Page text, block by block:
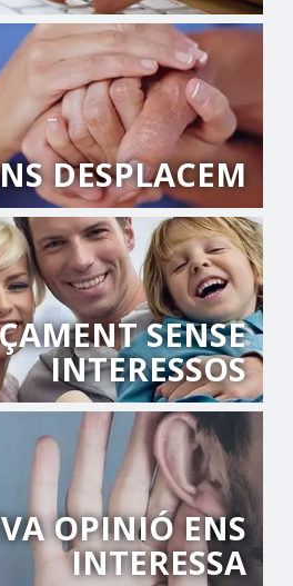
DESPLACEM
SENSE
INTERESSOS
OPINIÓ ENS
INTERESSA